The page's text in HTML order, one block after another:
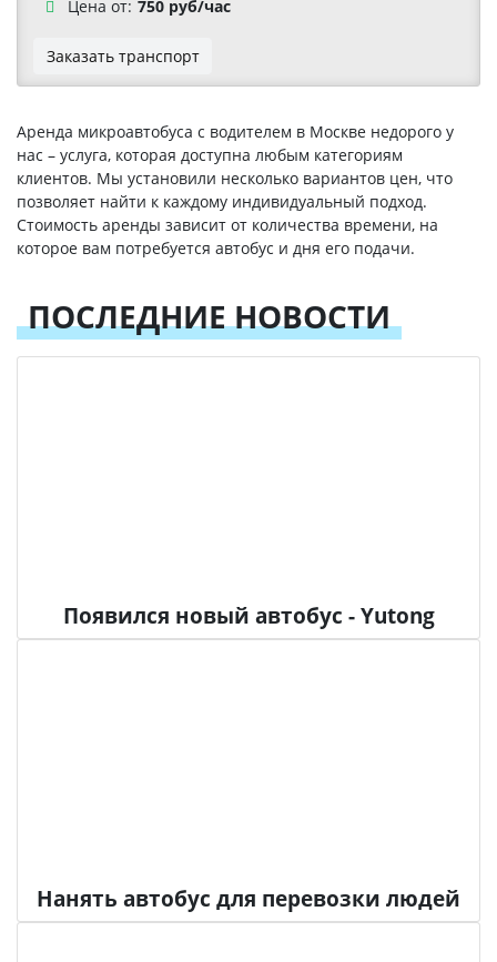
Цена от: 750 руб/час
Заказать транспорт
Аренда микроавтобуса с водителем в Москве недорого у
нас – услуга, которая доступна любым категориям
клиентов. Мы установили несколько вариантов цен, что
позволяет найти к каждому индивидуальный подход.
Стоимость аренды зависит от количества времени, на
которое вам потребуется автобус и дня его подачи.
ПОСЛЕДНИЕ НОВОСТИ
Появился новый автобус - Yutong
Нанять автобус для перевозки людей